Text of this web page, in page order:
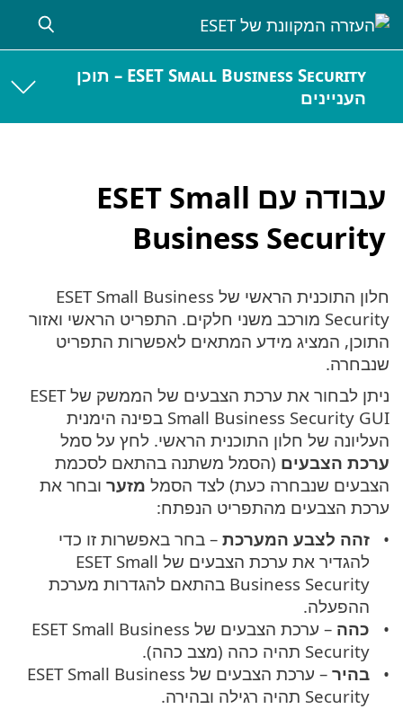
ESET Small Business Security – תוכן
העניינים
עבודה עם ESET Small
Business Security
חלון התוכנית הראשי של ESET Small Business
Security מורכב משני חלקים. התפריט הראשי ואזור
התוכן, המציג מידע המתאים לאפשרות התפריט
שנבחרה.
ניתן לבחור את ערכת הצבעים של הממשק של ESET
Small Business Security GUI בפינה הימנית
העליונה של חלון התוכנית הראשי. לחץ על סמל
ערכת הצבעים (הסמל משתנה בהתאם לסכמת
הצבעים שנבחרה כעת) לצד הסמל מזער ובחר את
ערכת הצבעים מהתפריט הנפתח:
זהה לצבע המערכת – בחר באפשרות זו כדי
להגדיר את ערכת הצבעים של ESET Small
Business Security בהתאם להגדרות מערכת
ההפעלה.
כהה
– ערכת הצבעים של ESET Small Business
Security תהיה כהה (מצב כהה).
בהיר
– ערכת הצבעים של ESET Small Business
Security תהיה רגילה ובהירה.